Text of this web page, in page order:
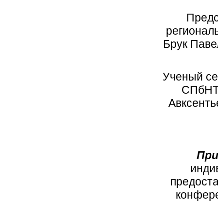
Брук
Ученый